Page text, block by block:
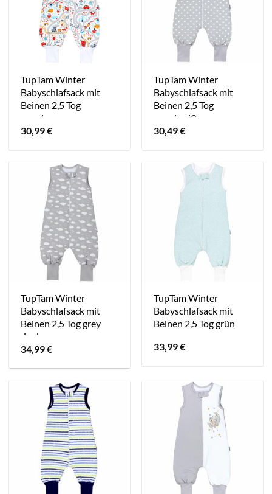
TupTam Winter
Babyschlafsack mit
Beinen 2,5 Tog
grau/orange
30,99€
TupTam Winter
Babyschlafsack mit
Beinen 2,5 Tog
grau/weiß
30,49€
TupTam Winter
Babyschlafsack mit
Beinen 2,5 Tog grey
denim
34,99€
TupTam Winter
Babyschlafsack mit
Beinen 2,5 Tog grün
33,99€